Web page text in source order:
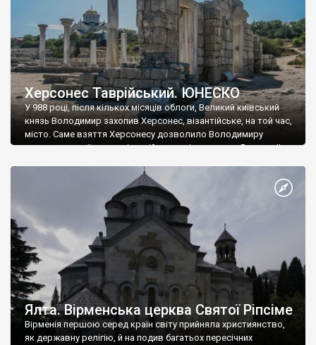
Херсонес Таврійський. ЮНЕСКО
У 988 році, після кількох місяців облоги, Великий київський
князь Володимир захопив Херсонес, візантійське, на той час,
місто. Саме взяття Херсонесу дозволило Володимиру
диктувати свої умови візантійському імператору Василю ІІ, та
Херсонесі Володимир-язичник, став Василем-християнином.
А потім було Хрещення Русі. На честь Херсонесу Таврійського
Ялта. Вірменська церква Святої Ріпсіме
Вірменія першою серед країн світу прийняла християнство,
як державну релігію, й на подив багатьох пересічних